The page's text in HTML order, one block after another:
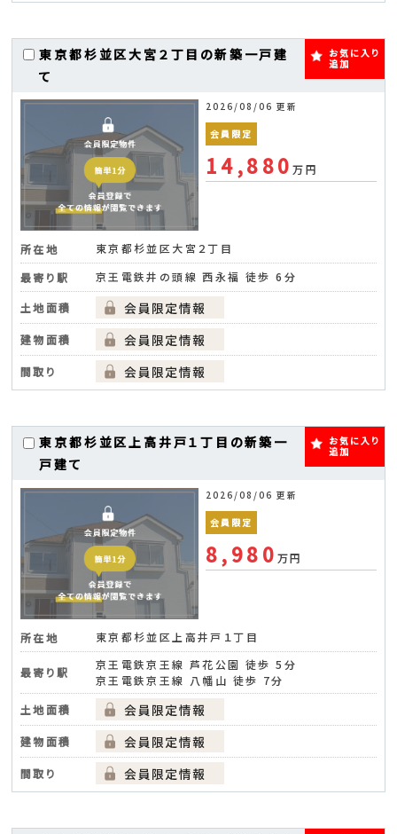
東京都杉並区大宮２丁目の新築一戸建
て
お気に入り
追加
2026/08/06 更新
会員限定
14,880万円
所在地
東京都杉並区大宮２丁目
最寄り駅
京王電鉄井の頭線 西永福 徒歩 6分
土地面積
建物面積
間取り
東京都杉並区上高井戸１丁目の新築一
戸建て
お気に入り
追加
2026/08/06 更新
会員限定
8,980万円
所在地 東京都杉並区上高井戸１丁目
最寄り駅
京王電鉄京王線 芦花公園 徒歩 5分
京王電鉄京王線 八幡山 徒歩 7分
土地面積
建物面積
間取り